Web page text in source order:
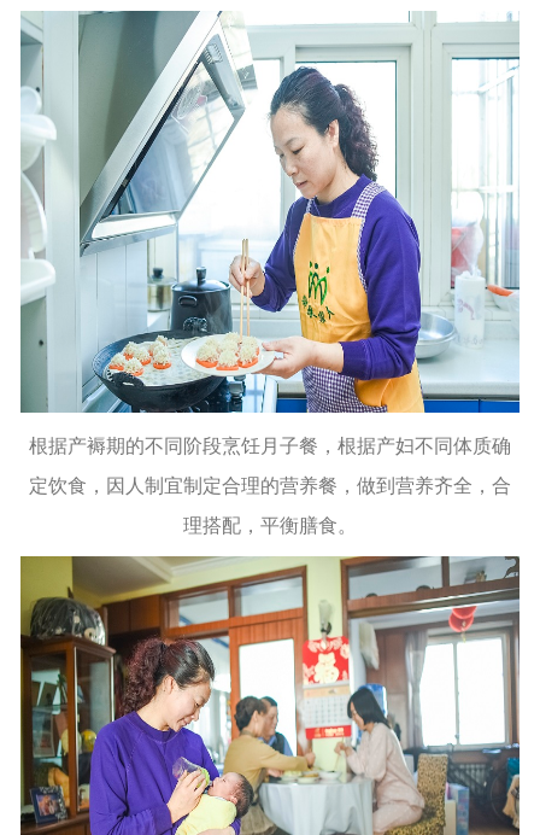
根据产褥期的不同阶段烹饪月子餐，根据产妇不同体质确
定饮食，因人制宜制定合理的营养餐，做到营养齐全，合
理搭配，平衡膳食。